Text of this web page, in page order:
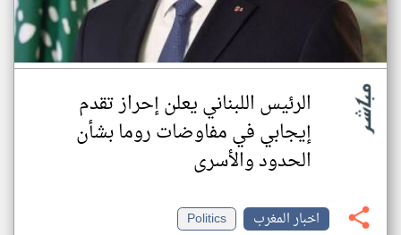
الرئيس اللبناني يعلن إحراز تقدم
إيجابي في مفاوضات روما بشأن
الحدود والأسرى
اخبار المغرب
Politics